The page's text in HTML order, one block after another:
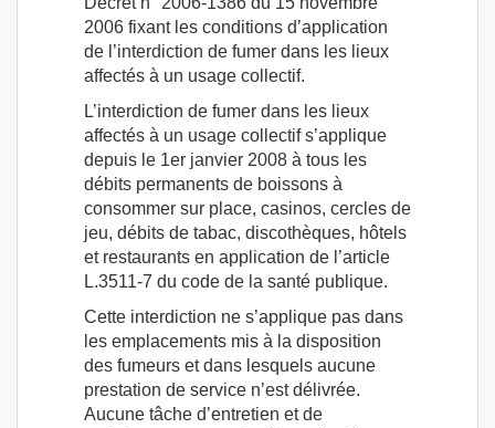
2006 fixant les conditions d’application
de l’interdiction de fumer dans les lieux
affectés à un usage collectif.
L’interdiction de fumer dans les lieux
affectés à un usage collectif s’applique
depuis le 1er janvier 2008 à tous les
débits permanents de boissons à
consommer sur place, casinos, cercles de
jeu, débits de tabac, discothèques, hôtels
et restaurants en application de l’article
L.3511-7 du code de la santé publique.
Cette interdiction ne s’applique pas dans
les emplacements mis à la disposition
des fumeurs et dans lesquels aucune
prestation de service n’est délivrée.
Aucune tâche d’entretien et de